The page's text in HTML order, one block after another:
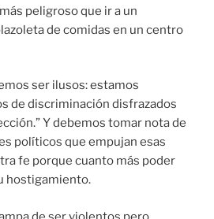
peligroso que ir a un
de comidas en un centro
ser ilusos: estamos
de discriminación disfrazados
Y debemos tomar nota de
políticos que empujan esas
fe porque cuanto más poder
hostigamiento.